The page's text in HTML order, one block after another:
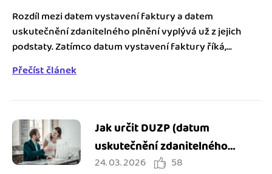
Rozdíl mezi datem vystavení faktury a datem
uskutečnění zdanitelného plnění vyplývá už z jejich
podstaty. Zatímco datum vystavení faktury říká,...
Přečíst článek
Jak určit DUZP (datum
uskutečnění zdanitelného
plnění) a k čemu je dobré ho
24. 03. 2026 58